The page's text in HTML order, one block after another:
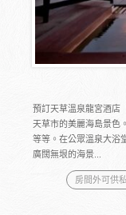
預訂天草溫泉龍宮酒店
天草市的美麗海島景色
等等。在公眾溫泉大浴
廣闊無垠的海景...
房間外可供